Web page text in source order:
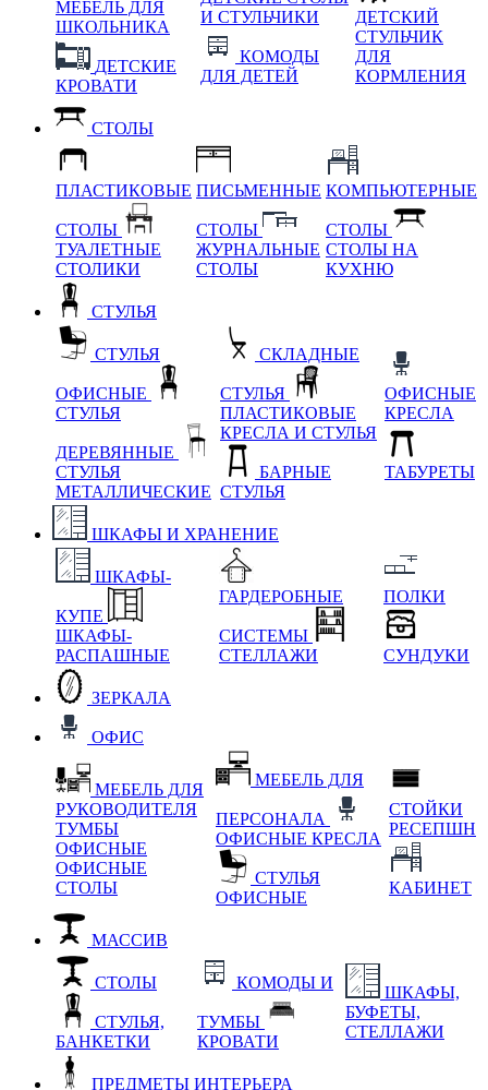
МЕБЕЛЬ ДЛЯ
ШКОЛЬНИКА
ДЕТСКИЕ
КРОВАТИ
И СТУЛЬЧИКИ
КОМОДЫ
ДЛЯ ДЕТЕЙ
ДЕТСКИЙ
СТУЛЬЧИК
ДЛЯ
КОРМЛЕНИЯ
СТОЛЫ
ПЛАСТИКОВЫЕ
СТОЛЫ
ТУАЛЕТНЫЕ
СТОЛИКИ
ПИСЬМЕННЫЕ
СТОЛЫ
ЖУРНАЛЬНЫЕ
СТОЛЫ
КОМПЬЮТЕРНЫЕ
СТОЛЫ
СТОЛЫ НА
КУХНЮ
СТУЛЬЯ
СТУЛЬЯ
ОФИСНЫЕ
СТУЛЬЯ
ДЕРЕВЯННЫЕ
СТУЛЬЯ
МЕТАЛЛИЧЕСКИЕ
СКЛАДНЫЕ
СТУЛЬЯ
ПЛАСТИКОВЫЕ
КРЕСЛА И СТУЛЬЯ
БАРНЫЕ
СТУЛЬЯ
ОФИСНЫЕ
КРЕСЛА
ТАБУРЕТЫ
ШКАФЫ И ХРАНЕНИЕ
ШКАФЫ-
КУПЕ
ШКАФЫ-
РАСПАШНЫЕ
ГАРДЕРОБНЫЕ
СИСТЕМЫ
СТЕЛЛАЖИ
ПОЛКИ
СУНДУКИ
ЗЕРКАЛА
ОФИС
МЕБЕЛЬ ДЛЯ
РУКОВОДИТЕЛЯ
ТУМБЫ
ОФИСНЫЕ
ОФИСНЫЕ
СТОЛЫ
МЕБЕЛЬ ДЛЯ
ПЕРСОНАЛА
ОФИСНЫЕ КРЕСЛА
СТУЛЬЯ
ОФИСНЫЕ
СТОЙКИ
РЕСЕПШН
КАБИНЕТ
МАССИВ
СТОЛЫ
СТУЛЬЯ,
БАНКЕТКИ
КОМОДЫ И
ТУМБЫ
КРОВАТИ
ШКАФЫ,
БУФЕТЫ,
СТЕЛЛАЖИ
ПРЕДМЕТЫ ИНТЕРЬЕРА